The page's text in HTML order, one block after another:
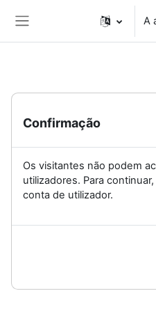
A
Confirmação
Os visitantes não podem
utilizadores. Para
conta de utilizador.